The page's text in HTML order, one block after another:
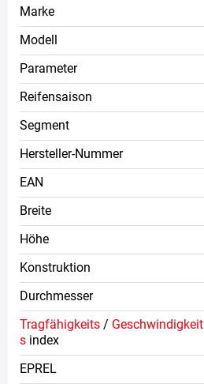
Marke
Modell
Parameter
Reifensaison
Segment
Hersteller-Nummer
EAN
Breite
Höhe
Konstruktion
Durchmesser
Tragfähigkeits / Geschwindigkeit
s index
EPREL